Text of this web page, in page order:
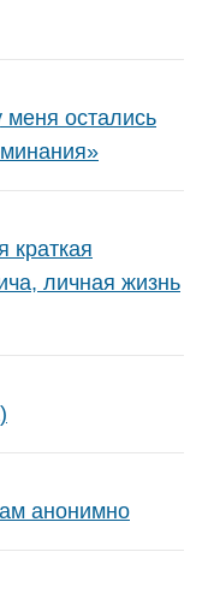
остались
краткая
личная жизнь
анонимно